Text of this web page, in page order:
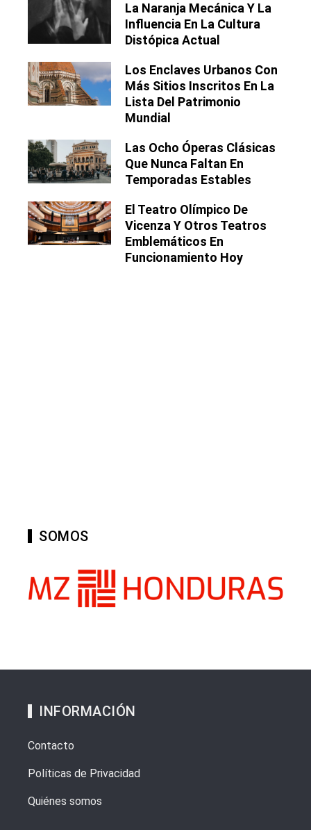
La Naranja Mecánica Y La
Influencia En La Cultura
Distópica Actual
Los Enclaves Urbanos Con
Más Sitios Inscritos En La
Lista Del Patrimonio
Mundial
Las Ocho Óperas Clásicas
Que Nunca Faltan En
Temporadas Estables
El Teatro Olímpico De
Vicenza Y Otros Teatros
Emblemáticos En
Funcionamiento Hoy
SOMOS
INFORMACIÓN
Contacto
Políticas de Privacidad
Quiénes somos